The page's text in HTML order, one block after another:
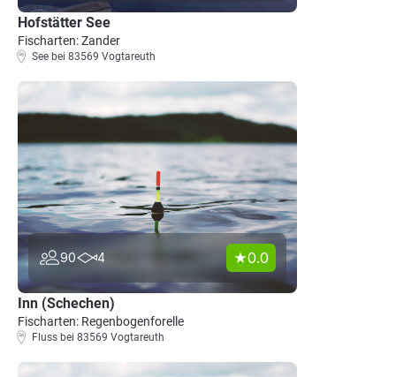
Hofstätter See
Fischarten: Zander
See bei 83569 Vogtareuth
90 4 0.0
Inn (Schechen)
Fischarten: Regenbogenforelle
Fluss bei 83569 Vogtareuth